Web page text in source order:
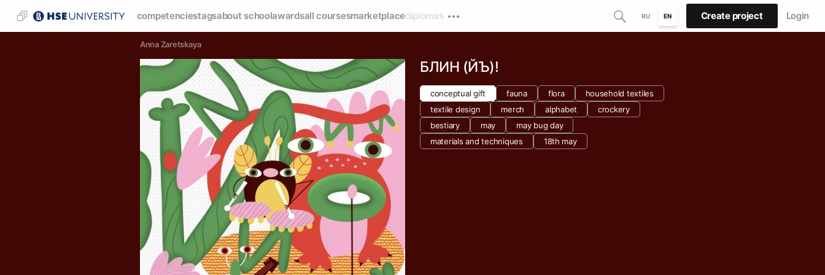
competenciestagsabout schoolawardsall coursesmarketplacediplomas RU EN Create project Login
Anna Zaretskaya
БЛИН (ЙЪ)!
conceptual gift fauna flora
household textiles
textile design
merch alphabet
crockery
bestiary
may
may bug day
materials and techniques
18th may